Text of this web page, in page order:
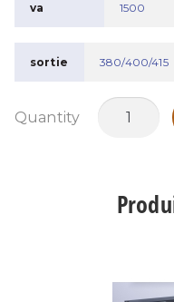
va 1500
sortie 380/400/415
Quantity
quantité